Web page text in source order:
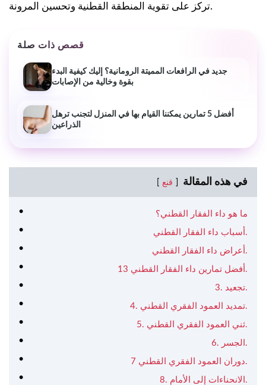
تركز على تقوية المنطقة القطنية وتحسين المرونة.
قصص ذات صلة
جديد في الرافعات المميتة الرومانية؟ إليك كيفية البدء
بقوة وخالية من الإصابات
أفضل 5 تمارين يمكننا القيام بها في المنزل لتجنب ترهل
الذراعين
في هذه المقالة قنع
ما هو داء الفقار القطني؟
أسباب داء الفقار القطني.
أعراض داء الفقار القطني.
13 أفضل تمارين داء الفقار القطني.
3. تجعيد.
4. تمديد العمود الفقري القطني.
5. ثني العمود الفقري القطني.
6. الجسر.
7 دوران العمود الفقري القطني.
8. الانحناءات إلى الأمام.